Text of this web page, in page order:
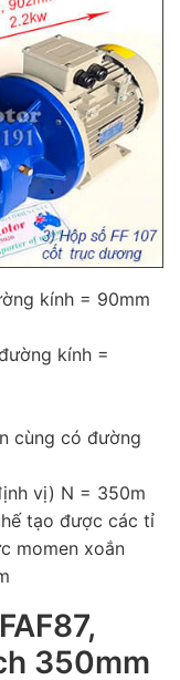
kính = 90mm
kính =
cùng có đường
vị) N = 350m
tạo được các tỉ
momen xoắn
350mm